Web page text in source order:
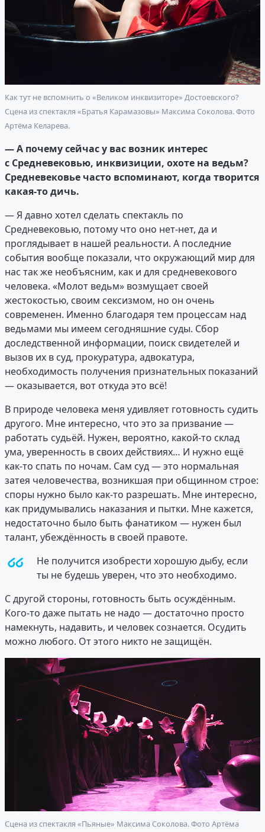
Как тут не вспомнить о «Великом инквизиторе» Достоевского?
Сцена из спектакля «Братья Карамазовы» Максима Соколова. Фото
Артёма Келарева.
— А почему сейчас у вас возник интерес
с Средневековью, инквизиции, охоте на ведьм?
Средневековье часто вспоминают, когда творится
какая-то дичь.
— Я давно хотел сделать спектакль по
Средневековью, потому что оно нет-нет, да и
проглядывает в нашей реальности. А последние
события вообще показали, что окружающий мир для
нас так же необъясним, как и для средневекового
человека. «Молот ведьм» возмущает своей
жестокостью, своим сексизмом, но он очень
современен. Именно благодаря тем процессам над
ведьмами мы имеем сегодняшние суды. Сбор
доследственной информации, поиск свидетелей и
вызов их в суд, прокуратура, адвокатура,
необходимость получения признательных показаний
— оказывается, вот откуда это всё!
В природе человека меня удивляет готовность судить
другого. Мне интересно, что это за призвание —
работать судьёй. Нужен, вероятно, какой-то склад
ума, уверенность в своих действиях… И нужно ещё
как-то спать по ночам. Сам суд — это нормальная
затея человечества, возникшая при общинном строе:
споры нужно было как-то разрешать. Мне интересно,
как придумывались наказания и пытки. Мне кажется,
недостаточно было быть фанатиком — нужен был
талант, убеждённость в своей правоте.
Не получится изобрести хорошую дыбу, если
ты не будешь уверен, что это необходимо.
С другой стороны, готовность быть осуждённым.
Кого-то даже пытать не надо — достаточно просто
намекнуть, надавить, и человек сознается. Осудить
можно любого. От этого никто не защищён.
Сцена из спектакля «Пьяные» Максима Соколова. Фото Артёма